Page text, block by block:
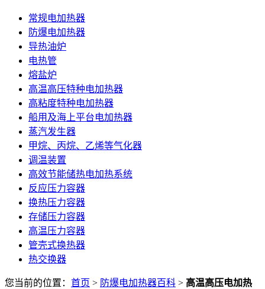
常规电加热器
防爆电加热器
导热油炉
电热管
熔盐炉
高温高压特种电加热器
高粘度特种电加热器
船用及海上平台电加热器
蒸汽发生器
甲烷、丙烷、乙烯等气化器
调温装置
高效节能储热电加热系统
反应压力容器
换热压力容器
存储压力容器
高温压力容器
管壳式换热器
热交换器
您当前的位置： 首页 > 防爆电加热器百科 > 高温高压电加热